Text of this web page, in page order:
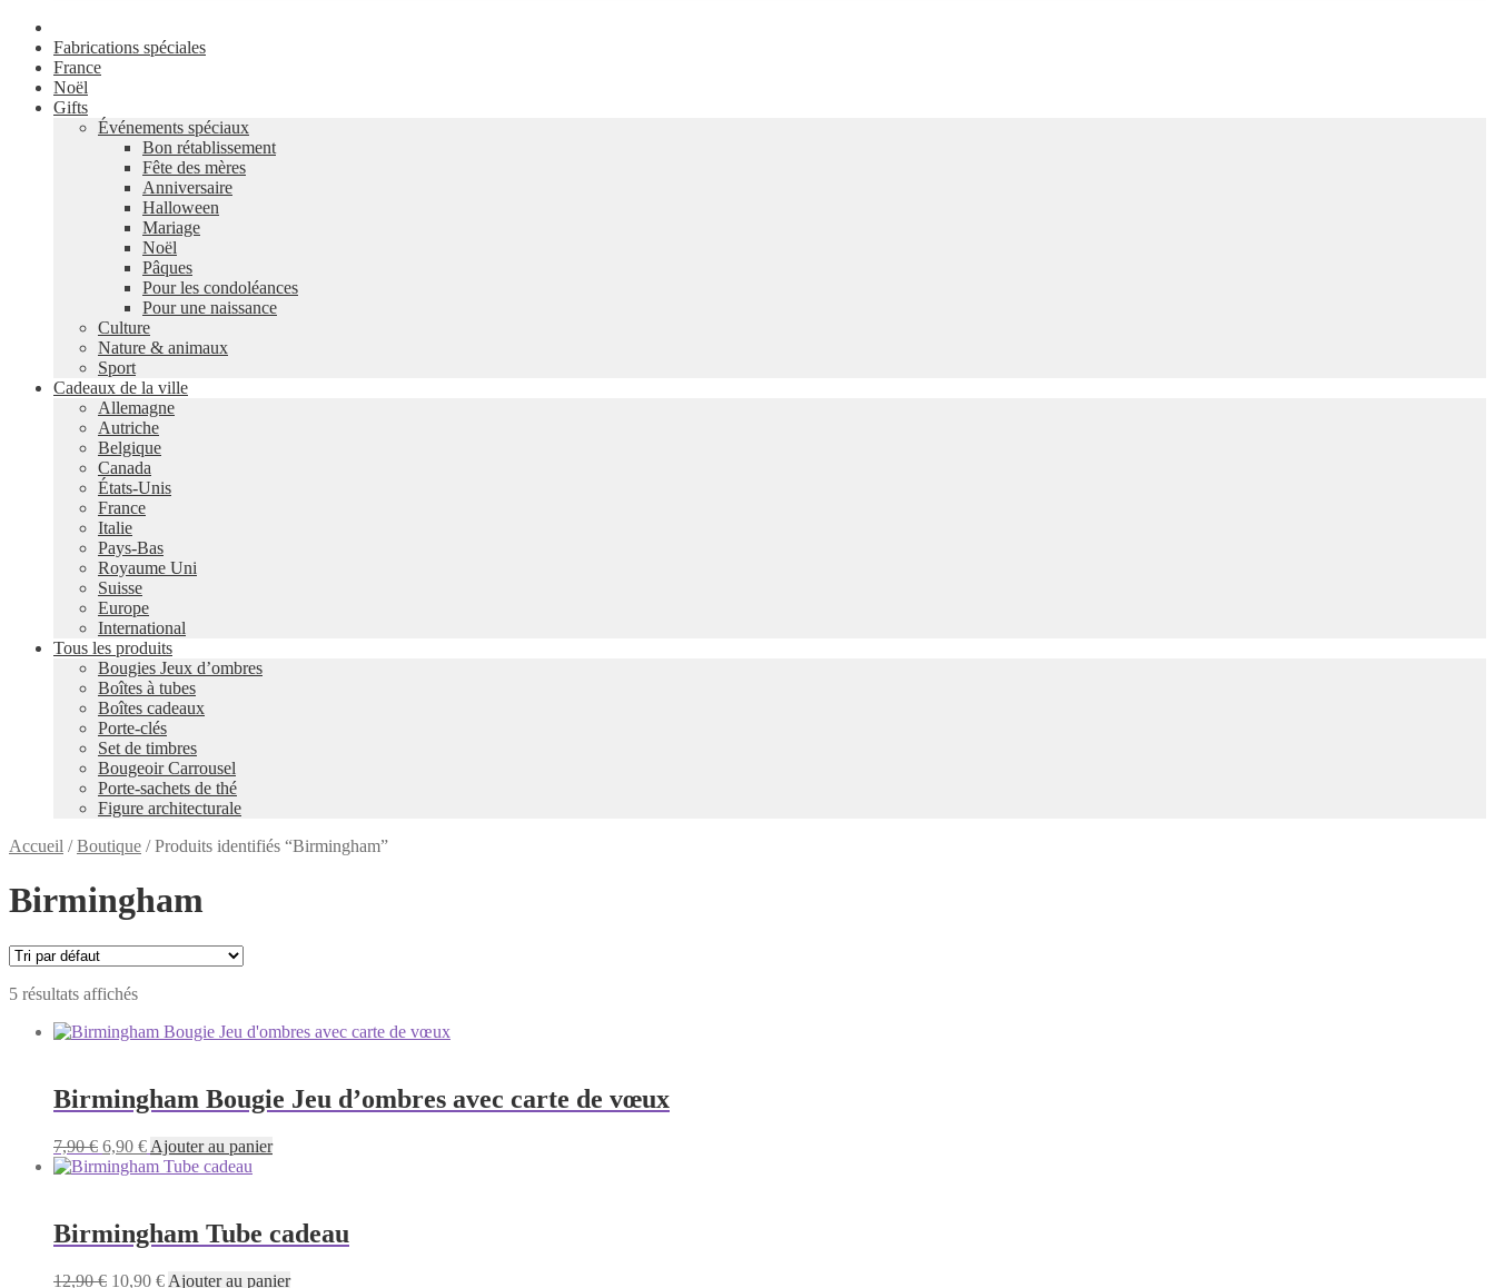
Fabrications spéciales
France
Noël
Gifts
Événements spéciaux
Bon rétablissement
Fête des mères
Anniversaire
Halloween
Mariage
Noël
Pâques
Pour les condoléances
Pour une naissance
Culture
Nature & animaux
Sport
Cadeaux de la ville
Allemagne
Autriche
Belgique
Canada
États-Unis
France
Italie
Pays-Bas
Royaume Uni
Suisse
Europe
International
Tous les produits
Bougies Jeux d’ombres
Boîtes à tubes
Boîtes cadeaux
Porte-clés
Set de timbres
Bougeoir Carrousel
Porte-sachets de thé
Figure architecturale
Accueil /Boutique /Produits identifiés “Birmingham”
Birmingham
5 résultats affichés
Birmingham Bougie Jeu d’ombres avec carte de vœux
7,90€ Le
prix
7,90 €.
6,90 €Le
prix
6,90 €.
Ajouter au panier
Birmingham Tube cadeau
12,90€ Le
10,90 €Le
Ajouter au panier